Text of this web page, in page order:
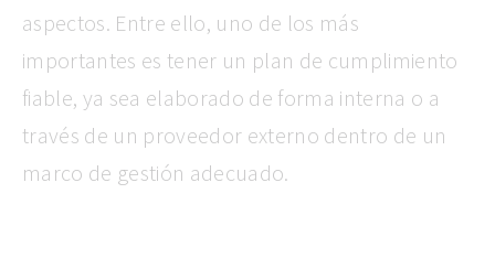
aspectos. Entre ello, uno de los más
importantes es tener un plan de cumplimiento
fiable, ya sea elaborado de forma interna o a
través de un proveedor externo dentro de un
marco de gestión adecuado.